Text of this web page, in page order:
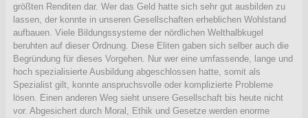
größten Renditen dar. Wer das Geld hatte sich sehr gut ausbilden zu
lassen, der konnte in unseren Gesellschaften erheblichen Wohlstand
aufbauen. Viele Bildungssysteme der nördlichen Welthalbkugel
beruhten auf dieser Ordnung. Diese Eliten gaben sich selber auch die
Begründung für dieses Vorgehen. Nur wer eine umfassende, lange und
hoch spezialisierte Ausbildung abgeschlossen hatte, somit als
Spezialist gilt, konnte anspruchsvolle oder komplizierte Probleme
lösen. Einen anderen Weg sieht unsere Gesellschaft bis heute nicht
vor. Abgesichert durch Moral, Ethik und Gesetze werden enorme